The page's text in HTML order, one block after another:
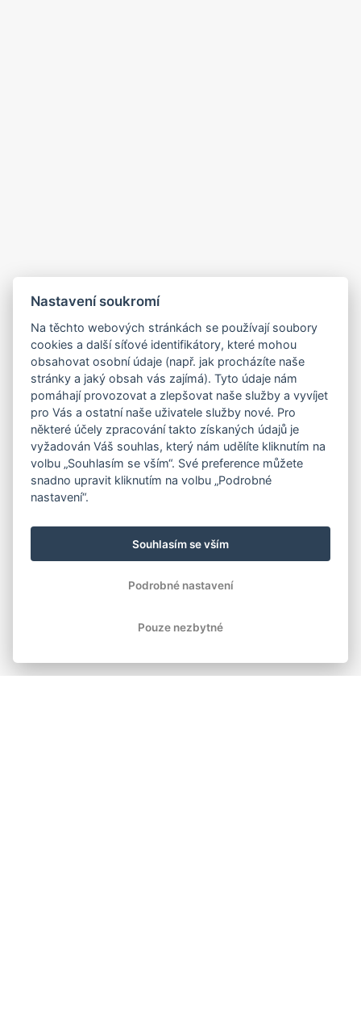
Nastavení soukromí
Na těchto webových stránkách se používají soubory
cookies a další síťové identifikátory, které mohou
obsahovat osobní údaje (např. jak procházíte naše
stránky a jaký obsah vás zajímá). Tyto údaje nám
pomáhají provozovat a zlepšovat naše služby a vyvíjet
pro Vás a ostatní naše uživatele služby nové. Pro
některé účely zpracování takto získaných údajů je
vyžadován Váš souhlas, který nám udělíte kliknutím na
volbu „Souhlasím se vším“. Své preference můžete
snadno upravit kliknutím na volbu „Podrobné
nastavení“.
Souhlasím se vším
Podrobné nastavení
Pouze nezbytné